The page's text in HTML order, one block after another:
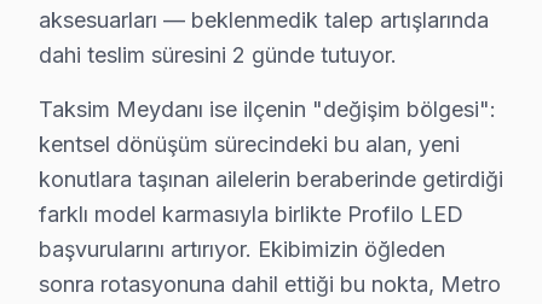
Son olarak, “yazılım sorunları” ortaya çıkmaktadır.
Beyoğlu’ndaki kuşaklar arası cihaz kullanımı
Profilo Arıza Profili: Yaş Grubu Analizi
Arap Cami'de Profilo TV Servisi
Arap Cami Mahallesi, geçmişten günümüze gelen bir
Asmalı Mescit'te Profilo TV Servisi
aksesuarları — beklenmedik talep artışlarında
dahi teslim süresini 2 günde tutuyor.
Taksim Meydanı ise ilçenin "değişim bölgesi":
kentsel dönüşüm sürecindeki bu alan, yeni
konutlara taşınan ailelerin beraberinde getirdiği
farklı model karmasıyla birlikte Profilo LED
başvurularını artırıyor. Ekibimizin öğleden
sonra rotasyonuna dahil ettiği bu nokta, Metro